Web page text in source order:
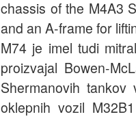
chassis of the M4A3
and an A-frame for
M74 je imel tudi
proizvajal Bowen-
Shermanovih
oklepnih vozil